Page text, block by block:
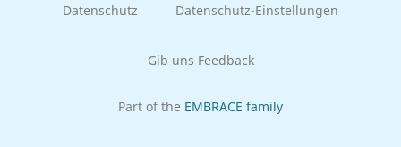
Datenschutz Datenschutz-Einstellungen
Gib uns Feedback
Part of the EMBRACE family